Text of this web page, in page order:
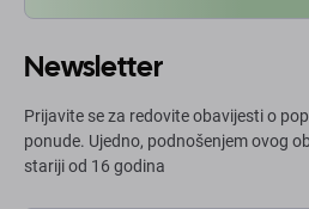
Newsletter
Prijavite se za redovite obavijesti o
ponude. Ujedno, podnošenjem ovog
stariji od 16 godina